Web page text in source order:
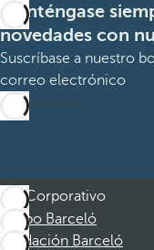
Manténgase
novedades con
Suscríbase a nuestro
correo electrónico
Suscribirme
Corporativo
Grupo Barceló
Fundación Barceló